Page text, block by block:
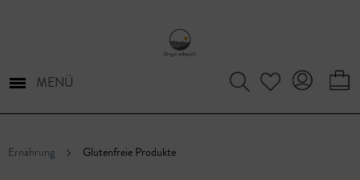
MENÜ
Ernährung Glutenfreie Produkte